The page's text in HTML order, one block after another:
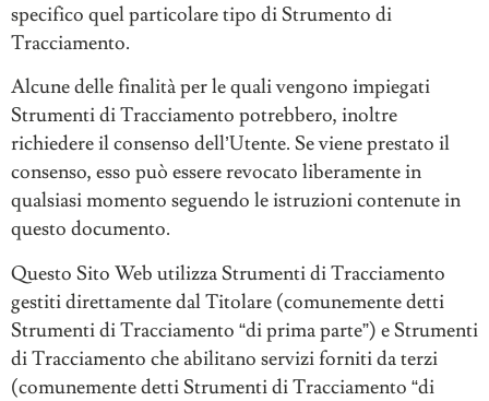
specifico quel particolare tipo di Strumento di
Tracciamento.
Alcune delle finalità per le quali vengono impiegati
Strumenti di Tracciamento potrebbero, inoltre
richiedere il consenso dell’Utente. Se viene prestato il
consenso, esso può essere revocato liberamente in
qualsiasi momento seguendo le istruzioni contenute in
questo documento.
Questo Sito Web utilizza Strumenti di Tracciamento
gestiti direttamente dal Titolare (comunemente detti
Strumenti di Tracciamento “di prima parte”) e Strumenti
di Tracciamento che abilitano servizi forniti da terzi
(comunemente detti Strumenti di Tracciamento “di